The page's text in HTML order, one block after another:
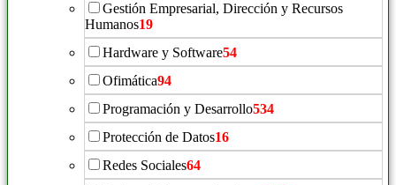
Gestión Empresarial, Dirección y Recursos
Humanos19
Hardware y Software54
Ofimática94
Programación y Desarrollo534
Protección de Datos16
Redes Sociales64